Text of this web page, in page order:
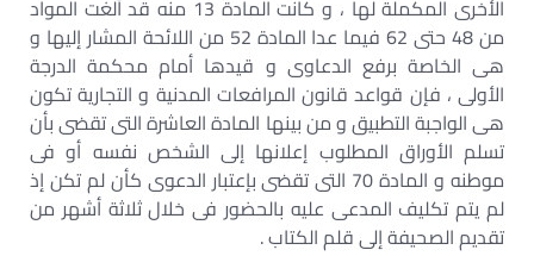
الأخرى المكملة لها ، و كانت المادة 13 منه قد ألغت المواد
من 48 حتى 62 فيما عدا المادة 52 من اللائحة المشار إليها و
هى الخاصة برفع الدعاوى و قيدها أمام محكمة الدرجة
الأولى ، فإن قواعد قانون المرافعات المدنية و التجارية تكون
هى الواجبة التطبيق و من بينها المادة العاشرة التى تقضى بأن
تسلم الأوراق المطلوب إعلانها إلى الشخص نفسه أو فى
موطنه و المادة 70 التى تقضى بإعتبار الدعوى كأن لم تكن إذ
لم يتم تكليف المدعى عليه بالحضور فى خلال ثلاثة أشهر من
تقديم الصحيفة إلى قلم الكتاب .